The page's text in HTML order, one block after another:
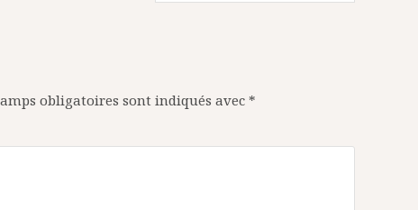
obligatoires sont indiqués avec *